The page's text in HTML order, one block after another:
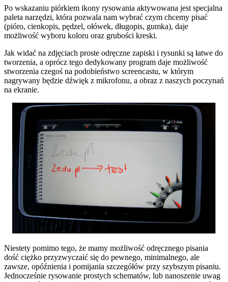
Po wskazaniu piórkiem ikony rysowania aktywowana jest specjalna
paleta narzędzi, która pozwala nam wybrać czym chcemy pisać
(pióro, cienkopis, pędzel, ołówek, długopis, gumka), daje
możliwość wyboru koloru oraz grubości kreski.
Jak widać na zdjęciach proste odręczne zapiski i rysunki są łatwe do
tworzenia, a oprócz tego dedykowany program daje możliwość
stworzenia czegoś na podobieństwo screencastu, w którym
nagrywany będzie dźwięk z mikrofonu, a obraz z naszych poczynań
na ekranie.
Niestety pomimo tego, że mamy możliwość odręcznego pisania
dość ciężko przyzwyczaić się do pewnego, minimalnego, ale
zawsze, opóźnienia i pomijania szczegółów przy szybszym pisaniu.
Jednocześnie rysowanie prostych schematów, lub nanoszenie uwag